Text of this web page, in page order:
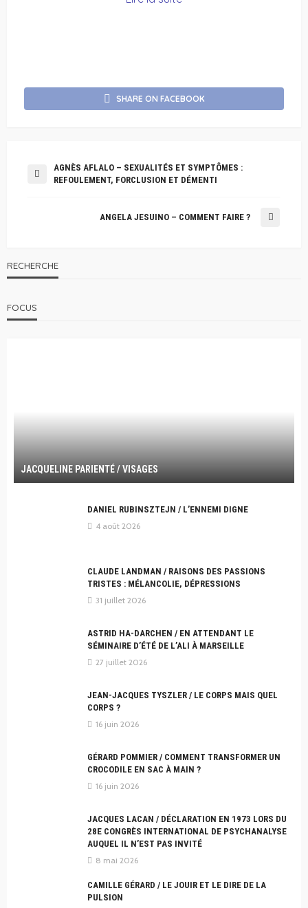
SHARE ON FACEBOOK
AGNÈS AFLALO – SEXUALITÉS ET SYMPTÔMES :
REFOULEMENT, FORCLUSION ET DÉMENTI
ANGELA JESUINO – COMMENT FAIRE ?
RECHERCHE
FOCUS
JACQUELINE PARIENTÉ / VISAGES
DANIEL RUBINSZTEJN / L’ENNEMI DIGNE
4 août 2026
CLAUDE LANDMAN / RAISONS DES PASSIONS
TRISTES : MÉLANCOLIE, DÉPRESSIONS
31 juillet 2026
ASTRID HA-DARCHEN / EN ATTENDANT LE
SÉMINAIRE D’ÉTÉ DE L’ALI À MARSEILLE
27 juillet 2026
JEAN-JACQUES TYSZLER / LE CORPS MAIS QUEL
CORPS ?
16 juin 2026
GÉRARD POMMIER / COMMENT TRANSFORMER UN
CROCODILE EN SAC À MAIN ?
16 juin 2026
JACQUES LACAN / DÉCLARATION EN 1973 LORS DU
28E CONGRÈS INTERNATIONAL DE PSYCHANALYSE
AUQUEL IL N’EST PAS INVITÉ
8 mai 2026
CAMILLE GÉRARD / LE JOUIR ET LE DIRE DE LA
PULSION